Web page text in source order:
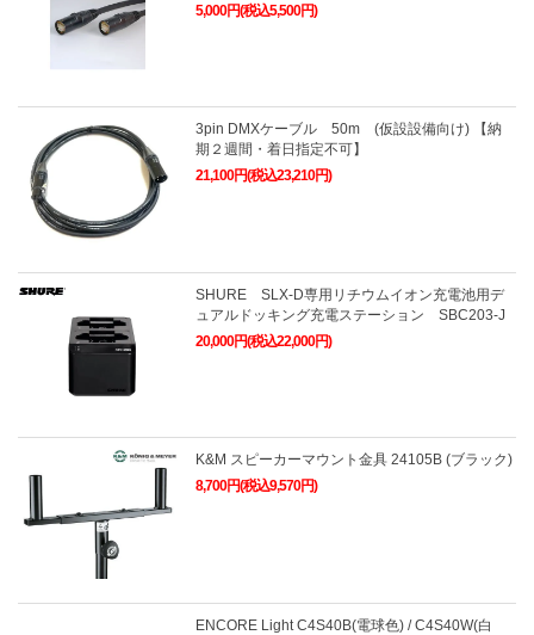
5,000円(税込5,500円)
3pin DMXケーブル 50m (仮設設備向け) 【納
期２週間・着日指定不可】
21,100円(税込23,210円)
SHURE SLX-D専用リチウムイオン充電池用デ
ュアルドッキング充電ステーション SBC203-J
20,000円(税込22,000円)
K&M スピーカーマウント金具 24105B (ブラック)
8,700円(税込9,570円)
ENCORE Light C4S40B(電球色) / C4S40W(白